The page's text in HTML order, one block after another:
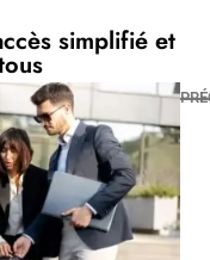
simplifié et